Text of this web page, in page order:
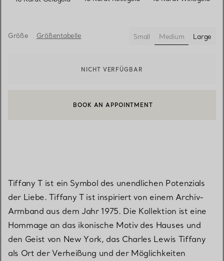
Größe Größentabelle Small
Medium
ausgewählt
Large
NICHT VERFÜGBAR
EINEN KUNDENBERATER KONTAKTIEREN ODER EINEN
BOOK AN APPOINTMENT
Tiffany T ist ein Symbol des unendlichen Potenzials
der Liebe. Tiffany T ist inspiriert von einem Archiv-
Armband aus dem Jahr 1975. Die Kollektion ist eine
Hommage an das ikonische Motiv des Hauses und
den Geist von New York, das Charles Lewis Tiffany
als Ort der Verheißung und der Möglichkeiten